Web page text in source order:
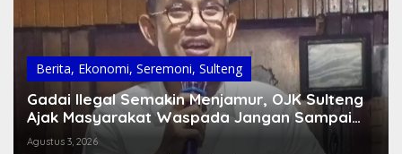
Berita, Ekonomi, Seremoni, Sulteng
Gadai Ilegal Semakin Menjamur, OJK Sulteng
Ajak Masyarakat Waspada Jangan Sampai
Jadi Korban
Agustus 3, 2026